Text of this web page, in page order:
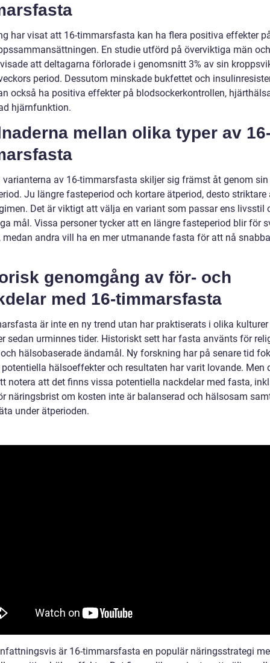
har visat att 16-timmarsfasta kan ha flera positiva effekter
En studie utförd på överviktiga män och
att deltagarna förlorade i genomsnitt 3% av sin
period. Dessutom minskade bukfettet och
också ha positiva effekter på blodsockerkontrollen,
hjärnfunktion.
mellan olika typer av
varianterna av 16-timmarsfasta skiljer sig främst åt genom
Ju längre fasteperiod och kortare ätperiod, desto striktare
Det är viktigt att välja en variant som passar ens livsstil
mål. Vissa personer tycker att en längre fasteperiod blir för
medan andra vill ha en mer utmanande fasta för att nå
genomgång av för- och
med 16-timmarsfasta
är inte en ny trend utan har praktiserats i olika
sedan urminnes tider. Historiskt sett har fasta använts för
hälsobaserade ändamål. Ny forskning har på senare tid
hälsoeffekter och resultaten har varit lovande. Men
notera att det finns vissa potentiella nackdelar med fasta,
näringsbrist om kosten inte är balanserad och hälsosam
under ätperioden.
är 16-timmarsfasta en populär näringsstrategi